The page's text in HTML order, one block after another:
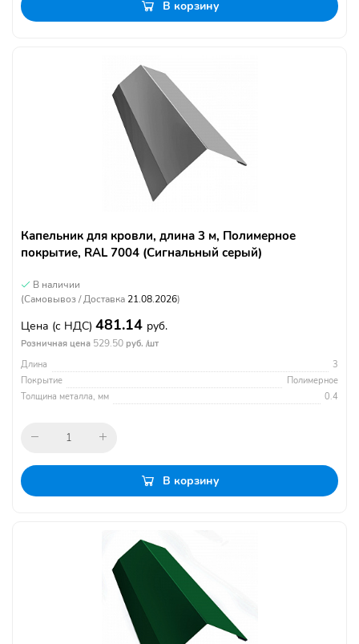
В корзину
Капельник для кровли, длина 3 м, Полимерное
покрытие, RAL 7004 (Сигнальный серый)
В наличии
(Самовывоз / Доставка 21.08.2026)
Цена (с НДС) 481.14 руб.
Розничная цена 529.50 руб. /шт
Длина
3
Покрытие
Полимерное
Толщина металла, мм
0.4
В корзину